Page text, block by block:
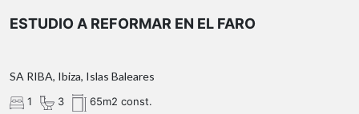
ESTUDIO A REFORMAR EN EL FARO
SA RIBA, Ibiza, Islas Baleares
1 3 65m2 const.